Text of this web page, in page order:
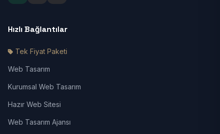
Hızlı Bağlantılar
Tek Fiyat Paketi
Web Tasarım
Kurumsal Web Tasarım
Hazır Web Sitesi
Web Tasarım Ajansı